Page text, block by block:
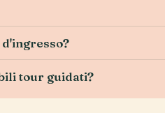
d'ingresso?
tour guidati?